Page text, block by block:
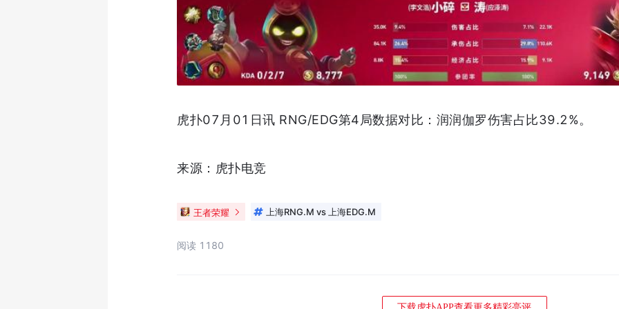
虎扑07月01日讯 RNG/EDG第4局数据对比：润润伽罗伤害占比39.2%。
来源：虎扑电竞
王者荣耀 上海RNG.M vs 上海EDG.M
阅读 1180